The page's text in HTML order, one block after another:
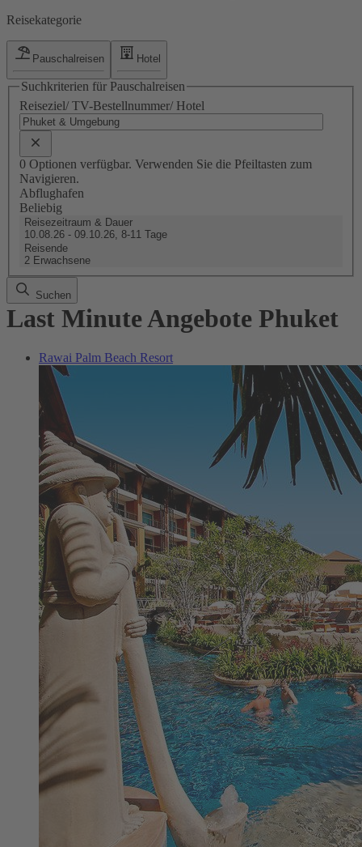
Reisekategorie
Pauschalreisen Hotel
Suchkriterien für Pauschalreisen
Reiseziel/ TV-Bestellnummer/ Hotel
0 Optionen verfügbar. Verwenden Sie die Pfeiltasten zum
Navigieren.
Abflughafen
Beliebig
Reisezeitraum & Dauer
10.08.26 - 09.10.26, 8-11 Tage
Reisende
2 Erwachsene
Suchen
Last Minute Angebote Phuket
Rawai Palm Beach Resort